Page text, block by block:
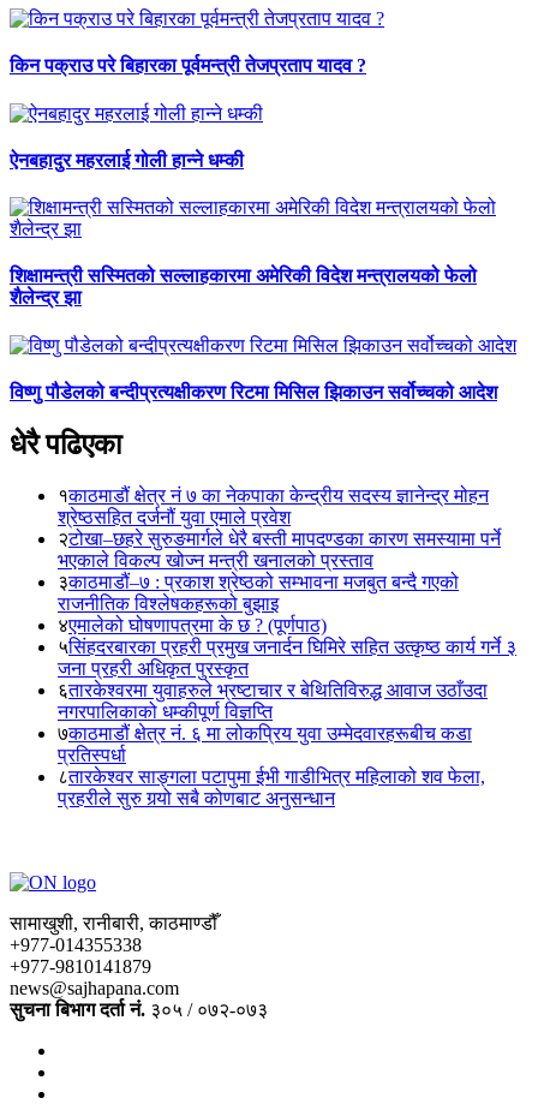
किन पक्राउ परे बिहारका पूर्वमन्त्री तेजप्रताप यादव ?
ऐनबहादुर महरलाई गोली हान्ने धम्की
शिक्षामन्त्री सस्मितको सल्लाहकारमा अमेरिकी विदेश मन्त्रालयको फेलो
शैलेन्द्र झा
विष्णु पौडेलको बन्दीप्रत्यक्षीकरण रिटमा मिसिल झिकाउन सर्वोच्चको आदेश
धेरै पढिएका
१काठमाडौं क्षेत्र नं ७ का नेकपाका केन्द्रीय सदस्य ज्ञानेन्द्र मोहन
श्रेष्ठसहित दर्जनौं युवा एमाले प्रवेश
२टोखा–छहरे सुरुङमार्गले धेरै बस्ती मापदण्डका कारण समस्यामा पर्ने
भएकाले विकल्प खोज्न मन्त्री खनालको प्रस्ताव
३काठमाडौं–७ : प्रकाश श्रेष्ठको सम्भावना मजबुत बन्दै गएको
राजनीतिक विश्लेषकहरूको बुझाइ
४एमालेको घोषणापत्रमा के छ ? (पूर्णपाठ)
५सिंहदरबारका प्रहरी प्रमुख जनार्दन घिमिरे सहित उत्कृष्ठ कार्य गर्ने ३
जना प्रहरी अधिकृत पुरस्कृत
६तारकेश्वरमा युवाहरुले भ्रष्टाचार र बेथितिविरुद्ध आवाज उठाँउदा
नगरपालिकाको धम्कीपूर्ण विज्ञप्ति
७काठमाडौं क्षेत्र नं. ६ मा लोकप्रिय युवा उम्मेदवारहरूबीच कडा
प्रतिस्पर्धा
८तारकेश्वर साङ्गला पटापुमा ईभी गाडीभित्र महिलाको शव फेला,
प्रहरीले सुरु गर्‍यो सबै कोणबाट अनुसन्धान
सामाखुशी, रानीबारी, काठमाण्डौँ
+977-014355338
+977-9810141879
news@sajhapana.com
सुचना बिभाग दर्ता नं. ३०५ / ०७२-०७३